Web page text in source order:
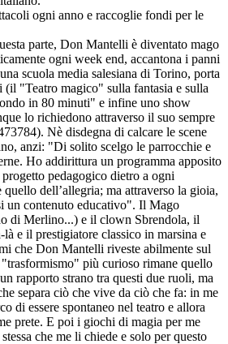
ogni anno e raccoglie fondi per le
parte, Don Mantelli è diventato mago
ogni week end, accantona i panni
scuola media salesiana di Torino, porta
"Teatro magico" sulla fantasia e sulla
in 80 minuti" e infine uno show
lo richiedono attraverso il suo sempre
Nè disdegna di calcare le scene
anzi: "Di solito scelgo le parrocchie e
Ho addirittura un programma apposito
pedagogico dietro a ogni
quello dell’allegria; ma attraverso la gioia,
un contenuto educativo". Il Mago
di Merlino...) e il clown Sbrendola, il
e il prestigiatore classico in marsina e
che Don Mantelli riveste abilmente sul
più curioso rimane quello
rapporto strano tra questi due ruoli, ma
separa ciò che vive da ciò che fa: in me
di essere spontaneo nel teatro e allora
prete. E poi i giochi di magia per me
che me li chiede e solo per questo